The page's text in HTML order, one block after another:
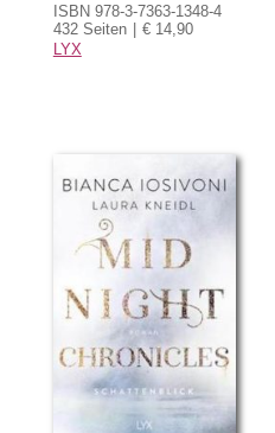
ISBN 978-3-7363-1348-4
432 Seiten
€ 14,90
LYX